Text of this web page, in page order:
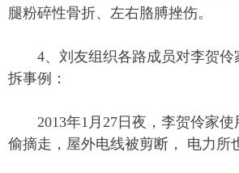
腿粉碎性骨折、左右胳膊挫伤。
4、刘友组织各路成员对李贺伶
拆事例：
2013年1月27日夜，李贺伶家使
偷摘走，屋外电线被剪断， 电力所